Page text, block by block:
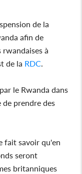
de la
afin de
à
de la RDC.
le Rwanda dans
de prendre des
fait savoir qu'en
seront
britanniques